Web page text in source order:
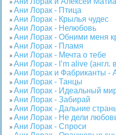
»
» Ани Лорак - Птица
» Ани Лорак - Крылья чудес
» Ани Лорак - Нелюбовь
» Ани Лорак - Обними меня
» Ани Лорак - Пламя
» Ани Лорак - Мечта о тебе
» Ани Лорак - I’m alive (англ.
» Ани Лорак и Фабриканты -
» Ани Лорак - Танцы
» Ани Лорак - Идеальный
» Ани Лорак - Забирай
» Ани Лорак - Дальние
» Ани Лорак - Не дели
» Ани Лорак - Спроси